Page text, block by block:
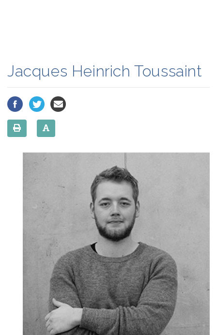
Jacques Heinrich Toussaint